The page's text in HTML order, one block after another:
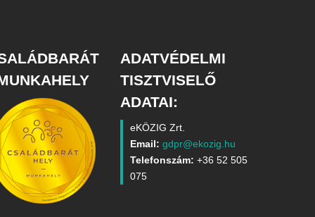
ADATVÉDELMI
TISZTVISELŐ
ADATAI:
eKÖZIG Zrt.
Email: gdpr@ekozig.hu
Telefonszám: +36 52 505
075